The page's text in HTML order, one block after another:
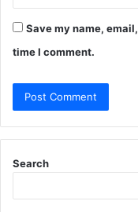
Save my name,
time I comment.
Search